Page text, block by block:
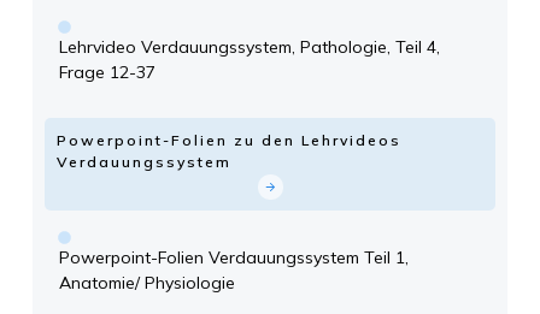
Lehrvideo Verdauungssystem, Pathologie, Teil 4,
Frage 12-37
Powerpoint-Folien zu den Lehrvideos
Verdauungssystem
Powerpoint-Folien Verdauungssystem Teil 1,
Anatomie/ Physiologie